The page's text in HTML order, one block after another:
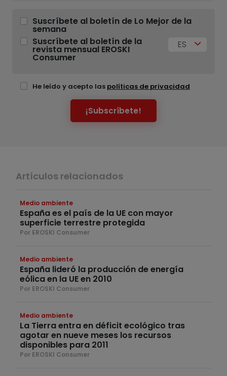
Suscríbete al boletín de Lo Mejor de la
semana
Suscríbete al boletín de la
revista mensual EROSKI
Consumer
ES
He leído y acepto las políticas de privacidad
¡Subscríbete!
Artículos relacionados
Medio ambiente
España es el país de la UE con mayor
superficie terrestre protegida
Por EROSKI Consumer
Medio ambiente
España lideró la producción de energía
eólica en la UE en 2010
Por EROSKI Consumer
Medio ambiente
La Tierra entra en déficit ecológico tras
agotar en nueve meses los recursos
disponibles para 2011
Por EROSKI Consumer